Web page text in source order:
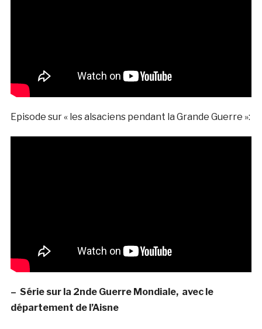
Episode sur « les alsaciens pendant la Grande Guerre »:
– Série sur la 2nde Guerre Mondiale, avec le
département de l’Aisne